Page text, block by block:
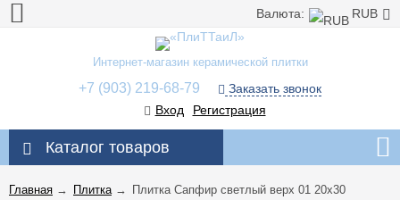
Валюта: RUB
Интернет-магазин керамической плитки
+7 (903) 219-68-79
Заказать звонок
Вход
Регистрация
Каталог товаров
Главная → Плитка→ Плитка Сапфир светлый верх 01 20x30